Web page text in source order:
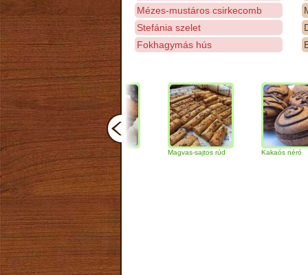
Mézes-mustáros csirkecomb
Stefánia szelet
Fokhagymás hús
Csokoládés-diós
szendvics
Magvas-sajtos rúd Kakaós néró